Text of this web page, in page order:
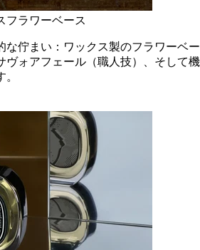
フラワーベース
な佇まい：ワックス製のフラワーベー
ヴォアフェール（職人技）、そして機